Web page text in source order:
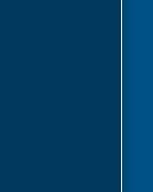
Via Cristoforo